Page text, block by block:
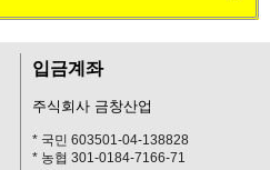
입금계좌
주식회사 금창산업
* 국민 603501-04-138828
* 농협 301-0184-7166-71